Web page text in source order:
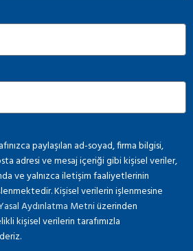
paylaşılan ad-soyad, firma bilgisi,
adresi ve mesaj içeriği gibi kişisel veriler,
ve yalnızca iletişim faaliyetlerinin
Kişisel verilerin işlenmesine
Aydınlatma Metniüzerinden
kişisel verilerin tarafımızla